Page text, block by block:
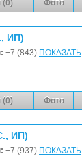
(0) Фото
ИП)
+7 (843) ПОКАЗАТЬ
(0) Фото
ИП)
+7 (937) ПОКАЗАТЬ